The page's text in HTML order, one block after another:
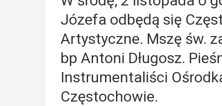
Józefa odbędą się
Artystyczne. Mszę św.
bp Antoni Długosz.
Instrumentaliści
Częstochowie.